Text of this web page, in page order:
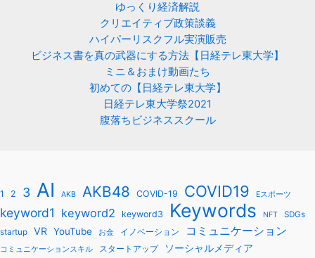
ゆっくり経済解説
クリエイティブ政策談義
ハイパーリスクフル実演販売
ビジネス書を真の武器にする方法【日経テレ東大学】
ミニ＆おまけ動画たち
初めての【日経テレ東大学】
日経テレ東大学祭2021
腹落ちビジネススクール
1 2 3 AI AKB AKB48 COVID-19 COVID19 Eスポーツ
keyword1 keyword2 keyword3 Keywords NFT
SDGs
startup
VR YouTube お金 イノベーション コミュニケーション
コミュニケーションスキル スタートアップ ソーシャルメディア